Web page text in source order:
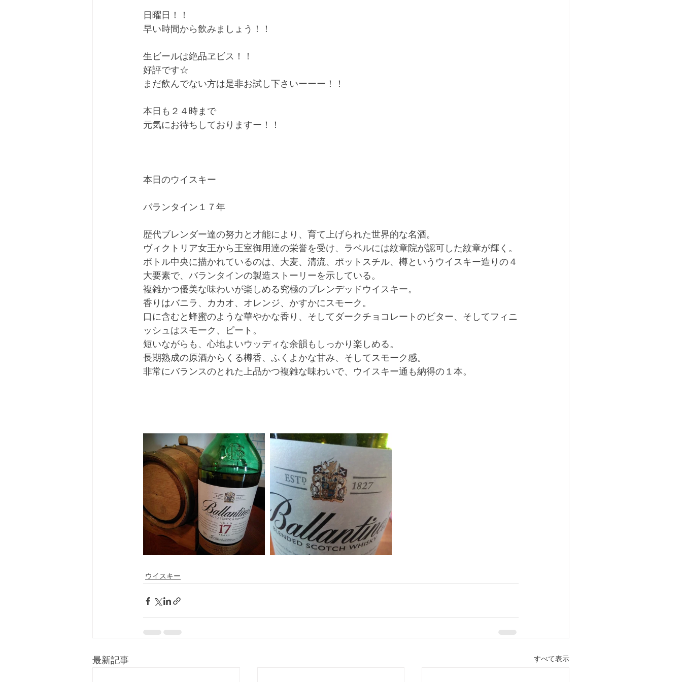
日曜日！！
早い時間から飲みましょう！！
生ビールは絶品ヱビス！！
好評です☆
まだ飲んでない方は是非お試し下さいーーー！！
本日も２４時まで
元気にお待ちしておりますー！！
本日のウイスキー
バランタイン１７年
歴代ブレンダー達の努力と才能により、育て上げられた世界的な名酒。
ヴィクトリア女王から王室御用達の栄誉を受け、ラベルには紋章院が認可した紋章が輝く。
ボトル中央に描かれているのは、大麦、清流、ポットスチル、樽というウイスキー造りの４
大要素で、バランタインの製造ストーリーを示している。
複雑かつ優美な味わいが楽しめる究極のブレンデッドウイスキー。
香りはバニラ、カカオ、オレンジ、かすかにスモーク。
口に含むと蜂蜜のような華やかな香り、そしてダークチョコレートのビター、そしてフィニ
ッシュはスモーク、ピート。
短いながらも、心地よいウッディな余韻もしっかり楽しめる。
長期熟成の原酒からくる樽香、ふくよかな甘み、そしてスモーク感。
非常にバランスのとれた上品かつ複雑な味わいで、ウイスキー通も納得の１本。
ウイスキー
最新記事 すべて表示